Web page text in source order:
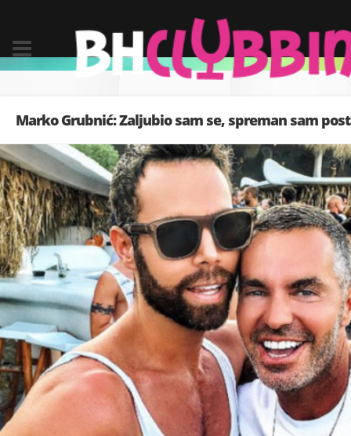
Marko Grubnić: Zaljubio sam se, spreman sam